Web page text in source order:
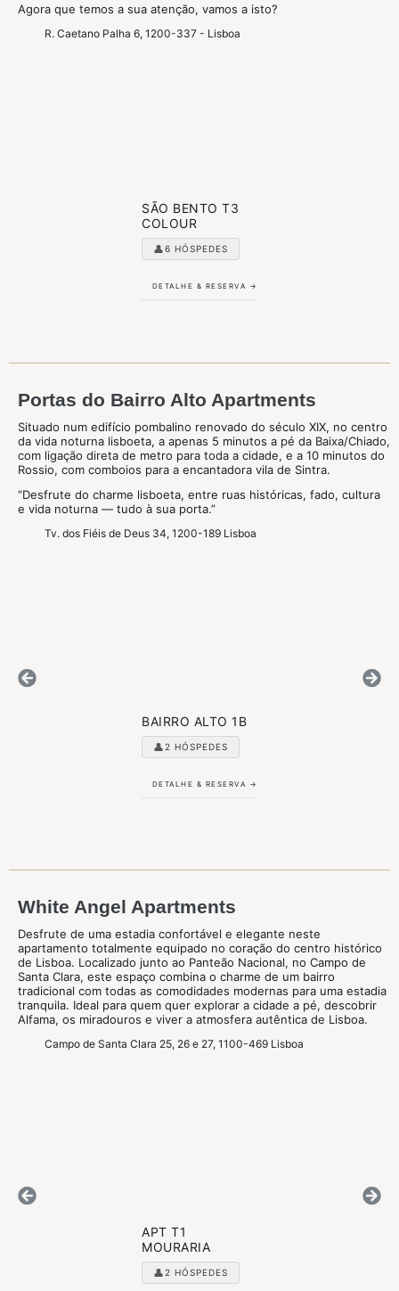
Agora que temos a sua atenção, vamos a isto?
R. Caetano Palha 6, 1200-337 - Lisboa
SÃO BENTO T3
COLOUR
👤6 HÓSPEDES
DETALHE & RESERVA →
Portas do Bairro Alto Apartments
Situado num edifício pombalino renovado do século XIX, no centro
da vida noturna lisboeta, a apenas 5 minutos a pé da Baixa/Chiado,
com ligação direta de metro para toda a cidade, e a 10 minutos do
Rossio, com comboios para a encantadora vila de Sintra.
“Desfrute do charme lisboeta, entre ruas históricas, fado, cultura
e vida noturna — tudo à sua porta.”
Tv. dos Fiéis de Deus 34, 1200-189 Lisboa
BAIRRO ALTO 1B
👤 2 HÓSPEDES
DETALHE & RESERVA →
White Angel Apartments
Desfrute de uma estadia confortável e elegante neste
apartamento totalmente equipado no coração do centro histórico
de Lisboa. Localizado junto ao Panteão Nacional, no Campo de
Santa Clara, este espaço combina o charme de um bairro
tradicional com todas as comodidades modernas para uma estadia
tranquila. Ideal para quem quer explorar a cidade a pé, descobrir
Alfama, os miradouros e viver a atmosfera autêntica de Lisboa.
Campo de Santa Clara 25, 26 e 27, 1100-469 Lisboa
APT T1
MOURARIA
👤 2 HÓSPEDES